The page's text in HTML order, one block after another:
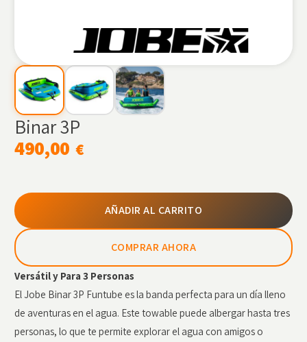
Binar 3P
490,00 €
AÑADIR AL CARRITO
COMPRAR AHORA
Versátil y Para 3 Personas
El Jobe Binar 3P Funtube es la banda perfecta para un día lleno
de aventuras en el agua. Este towable puede albergar hasta tres
personas, lo que te permite explorar el agua con amigos o